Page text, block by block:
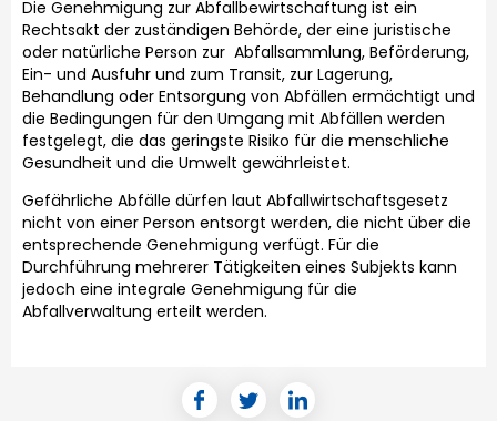
Die Genehmigung zur Abfallbewirtschaftung ist ein
Rechtsakt der zuständigen Behörde, der eine juristische
oder natürliche Person zur Abfallsammlung, Beförderung,
Ein- und Ausfuhr und zum Transit, zur Lagerung,
Behandlung oder Entsorgung von Abfällen ermächtigt und
die Bedingungen für den Umgang mit Abfällen werden
festgelegt, die das geringste Risiko für die menschliche
Gesundheit und die Umwelt gewährleistet.
Gefährliche Abfälle dürfen laut Abfallwirtschaftsgesetz
nicht von einer Person entsorgt werden, die nicht über die
entsprechende Genehmigung verfügt. Für die
Durchführung mehrerer Tätigkeiten eines Subjekts kann
jedoch eine integrale Genehmigung für die
Abfallverwaltung erteilt werden.